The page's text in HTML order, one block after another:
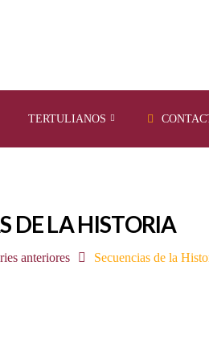
TERTULIANOS
DE LA HISTORIA
anteriores Secuencias de la